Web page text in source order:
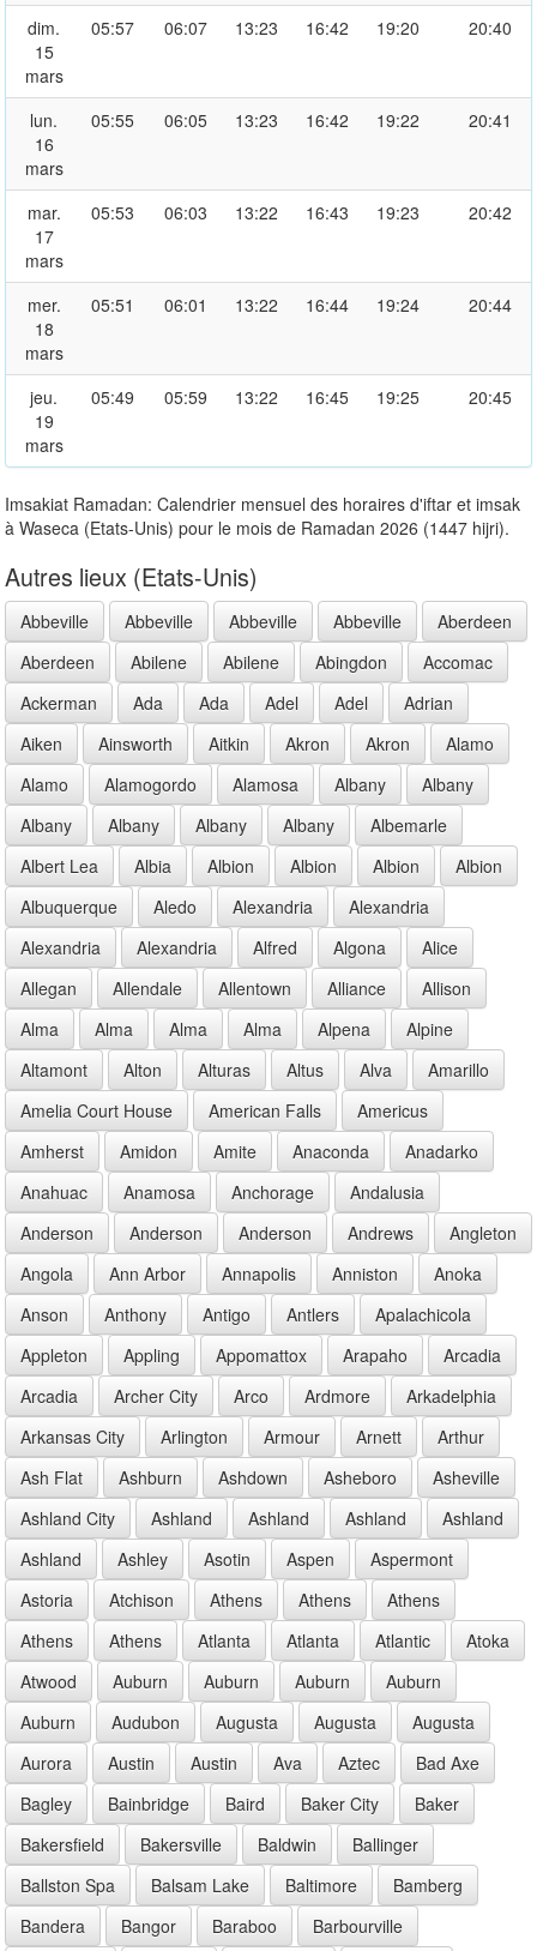
dim.
15
mars
05:57 06:07 13:23 16:42 19:20 20:40
lun.
16
mars
05:55 06:05 13:23 16:42 19:22 20:41
mar.
17
mars
05:53 06:03 13:22 16:43 19:23 20:42
mer.
18
mars
05:51 06:01 13:22 16:44 19:24 20:44
jeu.
19
mars
05:49 05:59 13:22 16:45 19:25 20:45
Imsakiat Ramadan: Calendrier mensuel des horaires d'iftar et imsak
à Waseca (Etats-Unis) pour le mois de Ramadan 2026 (1447 hijri).
Autres lieux (Etats-Unis)
Abbeville Abbeville Abbeville Abbeville
Aberdeen
Aberdeen
Abilene Abilene Abingdon
Accomac
Ackerman
Ada Ada Adel Adel
Adrian
Aiken
Ainsworth Aitkin Akron Akron
Alamo
Alamo
Alamogordo Alamosa Albany
Albany
Albany
Albany Albany Albany
Albemarle
Albert Lea
Albia Albion Albion Albion
Albion
Albuquerque
Aledo Alexandria
Alexandria
Alexandria
Alexandria Alfred Algona
Alice
Allegan
Allendale Allentown Alliance
Allison
Alma
Alma Alma Alma Alpena
Alpine
Altamont
Alton Alturas Altus Alva
Amarillo
Amelia Court House
American Falls
Americus
Amherst
Amidon Amite Anaconda
Anadarko
Anahuac
Anamosa Anchorage
Andalusia
Anderson
Anderson Anderson Andrews
Angleton
Angola
Ann Arbor Annapolis Anniston
Anoka
Anson
Anthony Antigo Antlers
Apalachicola
Appleton
Appling Appomattox Arapaho
Arcadia
Arcadia
Archer City Arco Ardmore
Arkadelphia
Arkansas City
Arlington Armour Arnett
Arthur
Ash Flat
Ashburn Ashdown Asheboro
Asheville
Ashland City
Ashland Ashland Ashland
Ashland
Ashland
Ashley Asotin Aspen
Aspermont
Astoria
Atchison Athens Athens
Athens
Athens
Athens Atlanta Atlanta Atlantic
Atoka
Atwood
Auburn Auburn Auburn
Auburn
Auburn
Audubon Augusta Augusta
Augusta
Aurora
Austin Austin Ava Aztec
Bad Axe
Bagley
Bainbridge Baird Baker City
Baker
Bakersfield
Bakersville Baldwin
Ballinger
Ballston Spa
Balsam Lake Baltimore
Bamberg
Bandera
Bangor Baraboo
Barbourville